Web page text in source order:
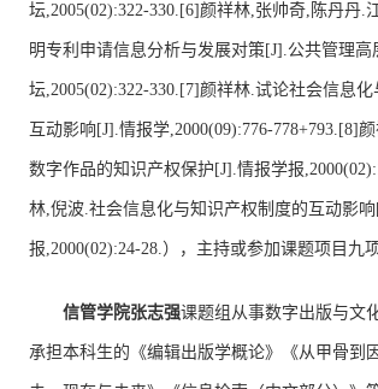
坛,2005(02):322-330.[6]颜祥林,张帅奇,陈丹丹.
明专利申请信息分析与发展对策[J].公共管理高
坛,2005(02):322-330.[7]颜祥林.试论社会信息
互动影响[J].情报学,2000(09):776-778+793.[8]
数字作品的知识产权保护[J].情报学报
林,倪波.社会信息化与知识产权制度的互动影
报,2000(02):24-28.），主持或参加课题项目九项
信管学院张志强课题组从事数字出版与文
承担本科生的《编辑出版学概论》《从甲骨到